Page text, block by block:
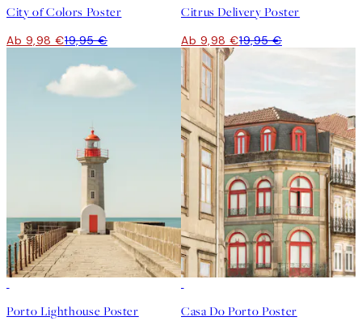
City of Colors Poster
Ab 9,98 €19,95 €
Citrus Delivery Poster
Ab 9,98 €19,95 €
Porto Lighthouse Poster Casa Do Porto Poster